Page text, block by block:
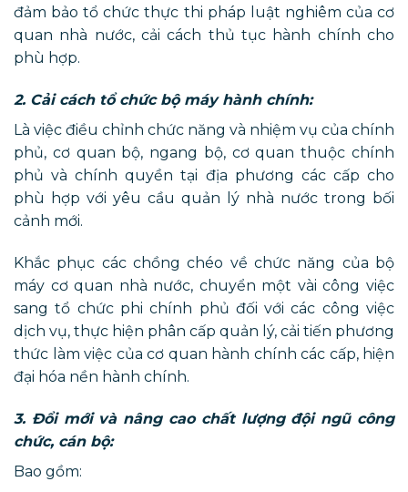
đảm bảo tổ chức thực thi pháp luật nghiêm của cơ
quan nhà nước, cải cách thủ tục hành chính cho
phù hợp.
2. Cải cách tổ chức bộ máy hành chính:
Là việc điều chỉnh chức năng và nhiệm vụ của chính
phủ, cơ quan bộ, ngang bộ, cơ quan thuộc chính
phủ và chính quyền tại địa phương các cấp cho
phù hợp với yêu cầu quản lý nhà nước trong bối
cảnh mới.
Khắc phục các chồng chéo về chức năng của bộ
máy cơ quan nhà nước, chuyển một vài công việc
sang tổ chức phi chính phủ đối với các công việc
dịch vụ, thực hiện phân cấp quản lý, cải tiến phương
thức làm việc của cơ quan hành chính các cấp, hiện
đại hóa nền hành chính.
3. Đổi mới và nâng cao chất lượng đội ngũ công
chức, cán bộ:
Bao gồm: